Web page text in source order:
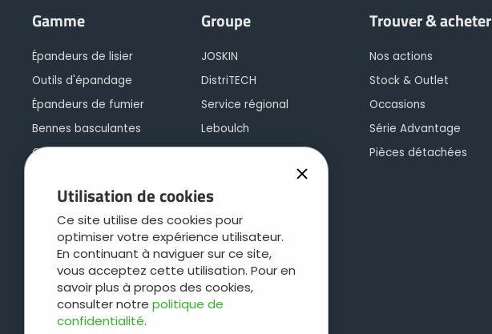
Utilisation de cookies
Ce site utilise des cookies pour
optimiser votre expérience utilisateur.
En continuant à naviguer sur ce site,
vous acceptez cette utilisation. Pour en
savoir plus à propos des cookies,
consulter notre politique de
confidentialité.
Gamme
Épandeurs de lisier
Outils d'épandage
Épandeurs de fumier
Bennes basculantes
Caisse polyvalente
Plateaux
Concept cargo
Bétaillères
Entretien des pâtures
Tonnes et bacs à eau
Hydrocureuses
Groupe
JOSKIN
DistriTECH
Service régional
Leboulch
JOSKIN galva
Contact
Trouver & acheter
Nos actions
Stock & Outlet
Occasions
Série Advantage
Pièces détachées